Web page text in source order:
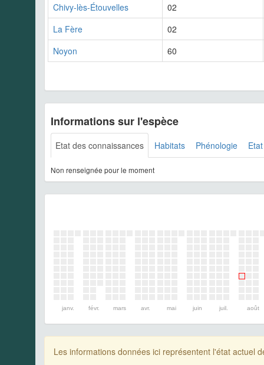
Chivy-lès-Étouvelles
02
La Fère
02
Noyon
60
Informations sur l'espèce
Etat des connaissances Habitats Phénologie
Non renseignée pour le moment
janv. févr. mars avr. mai juin juil. août
Les informations données ici représentent l'état actuel